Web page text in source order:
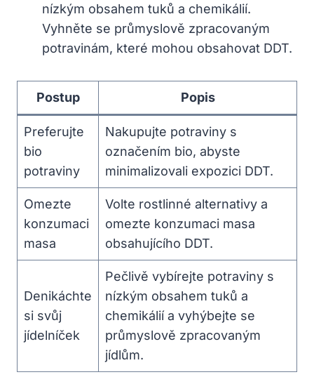
nízkým obsahem tuků a chemikálií.
Vyhněte se průmyslově zpracovaným
potravinám, které mohou obsahovat DDT.
Postup Popis
Preferujte
bio
potraviny
Nakupujte potraviny s
označením bio, abyste
minimalizovali expozici DDT.
Omezte
konzumaci
masa
Volte rostlinné alternativy a
omezte konzumaci masa
obsahujícího DDT.
Denikáchte
si svůj
jídelníček
Pečlivě vybírejte potraviny s
nízkým obsahem tuků a
chemikálií a vyhýbejte se
průmyslově zpracovaným
jídlům.